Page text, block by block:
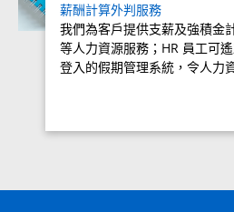
薪酬計算外判服務
我們為客戶提供支薪及強積金
等人力資源服務；HR 員工可
登入的假期管理系統，令人力